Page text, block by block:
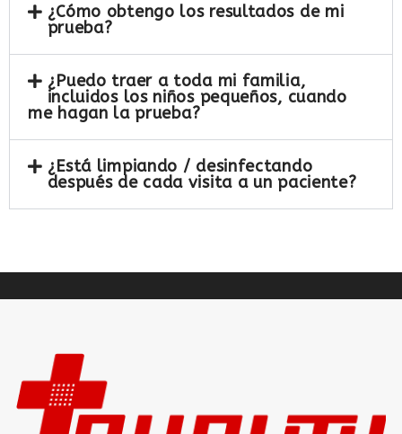
¿Cómo obtengo los resultados de mi
prueba?
¿Puedo traer a toda mi familia,
incluidos los niños pequeños, cuando
me hagan la prueba?
¿Está limpiando / desinfectando
después de cada visita a un paciente?